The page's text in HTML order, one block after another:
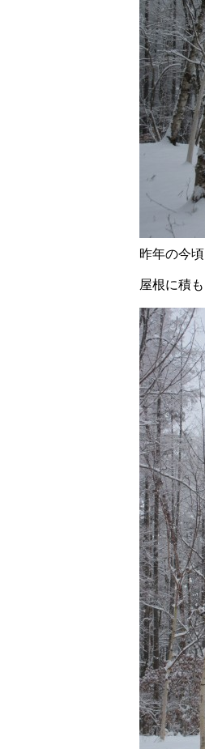
昨年の今
屋根に積